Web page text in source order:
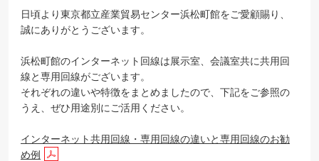
日頃より東京都立産業貿易センター浜松町館をご愛顧賜り、
誠にありがとうございます。
浜松町館のインターネット回線は展示室、会議室共に共用回
線と専用回線がございます。
それぞれの違いや特徴をまとめましたので、下記をご参照の
うえ、ぜひ用途別にご活用ください。
インターネット共用回線・専用回線の違いと専用回線のお勧
め例